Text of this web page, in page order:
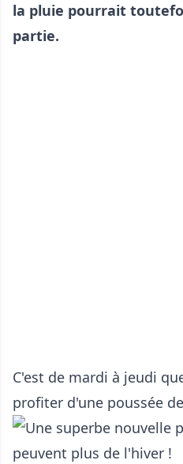
la pluie pourrait
partie.
C'est de mardi à jeudi
profiter d'une poussée